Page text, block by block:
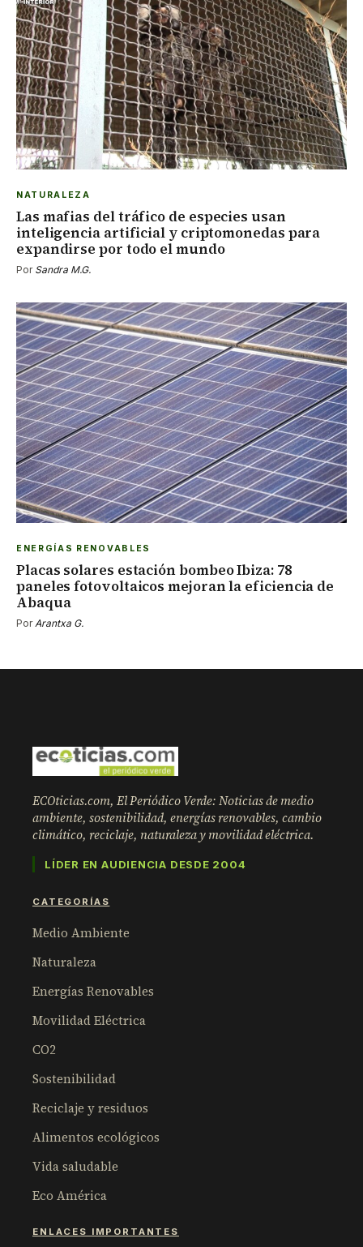
NATURALEZA
Las mafias del tráfico de especies usan
inteligencia artificial y criptomonedas para
expandirse por todo el mundo
Por Sandra M.G.
ENERGÍAS RENOVABLES
Placas solares estación bombeo Ibiza: 78
paneles fotovoltaicos mejoran la eficiencia de
Abaqua
PorArantxa G.
ECOticias.com, El Periódico Verde: Noticias de medio
ambiente, sostenibilidad, energías renovables, cambio
climático, reciclaje, naturaleza y movilidad eléctrica.
LÍDER EN AUDIENCIA DESDE 2004
CATEGORÍAS
Medio Ambiente
Naturaleza
Energías Renovables
Movilidad Eléctrica
CO2
Sostenibilidad
Reciclaje y residuos
Alimentos ecológicos
Vida saludable
Eco América
ENLACES IMPORTANTES